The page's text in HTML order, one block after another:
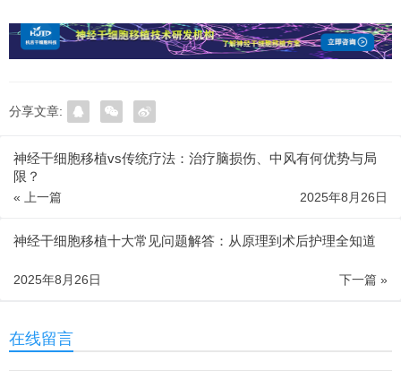
分享文章:
神经干细胞移植vs传统疗法：治疗脑损伤、中风有何优势与局
限？
« 上一篇 2025年8月26日
神经干细胞移植十大常见问题解答：从原理到术后护理全知道
下一篇 »
2025年8月26日
在线留言